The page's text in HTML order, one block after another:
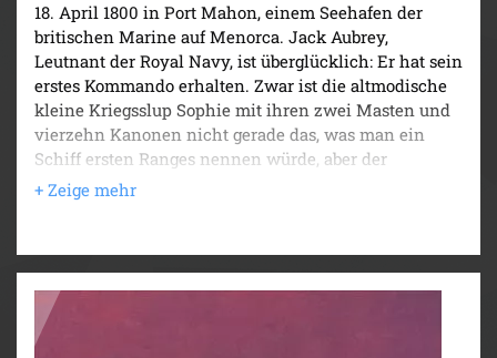
18. April 1800 in Port Mahon, einem Seehafen der
britischen Marine auf Menorca. Jack Aubrey,
Leutnant der Royal Navy, ist überglücklich: Er hat sein
erstes Kommando erhalten. Zwar ist die altmodische
kleine Kriegsslup Sophie mit ihren zwei Masten und
vierzehn Kanonen nicht gerade das, was man ein
Schiff ersten Ranges nennen würde, aber der
frischgebackene Kapitän liebt sie vom ersten
Augenblick an. Was ihm noch fehlt, ist ein Schiffsarzt,
nach einer ersten unheilvollen Begegnung mit dem
die fast in einem Duell geendet hätte, beim
Abendessen versöhnen will, entdecken die beiden